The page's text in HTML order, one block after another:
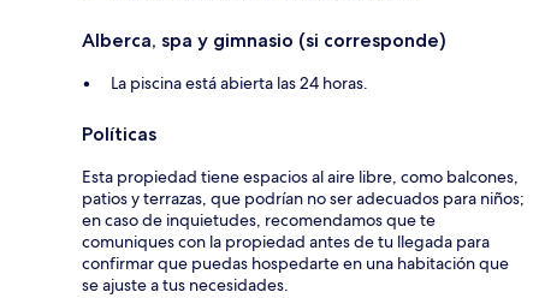
Alberca, spa y gimnasio (si corresponde)
La piscina está abierta las 24 horas.
Políticas
Esta propiedad tiene espacios al aire libre, como balcones,
patios y terrazas, que podrían no ser adecuados para niños;
en caso de inquietudes, recomendamos que te
comuniques con la propiedad antes de tu llegada para
confirmar que puedas hospedarte en una habitación que
se ajuste a tus necesidades.